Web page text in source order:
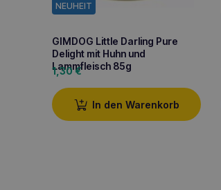
NEUHEIT
GIMDOG Little Darling Pure
Delight mit Huhn und
Lammfleisch 85g
1,30€
In den Warenkorb